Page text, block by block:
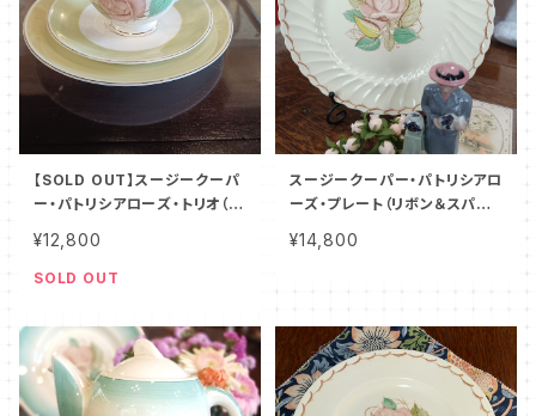
【SOLD OUT】スージークーパ
ー・パトリシアローズ・トリオ（ボ
¥12,800
SOLD OUT
スージークーパー・パトリシアロ
ーズ・プレート（リボン＆スパイ
¥14,800